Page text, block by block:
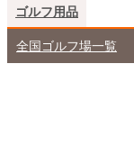
ゴルフ用品
全国ゴルフ場一覧